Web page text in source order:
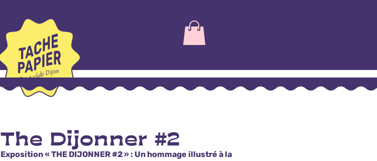
The Dijonner #2
Exposition « THE DIJONNER #2 » : Un hommage illustré à la